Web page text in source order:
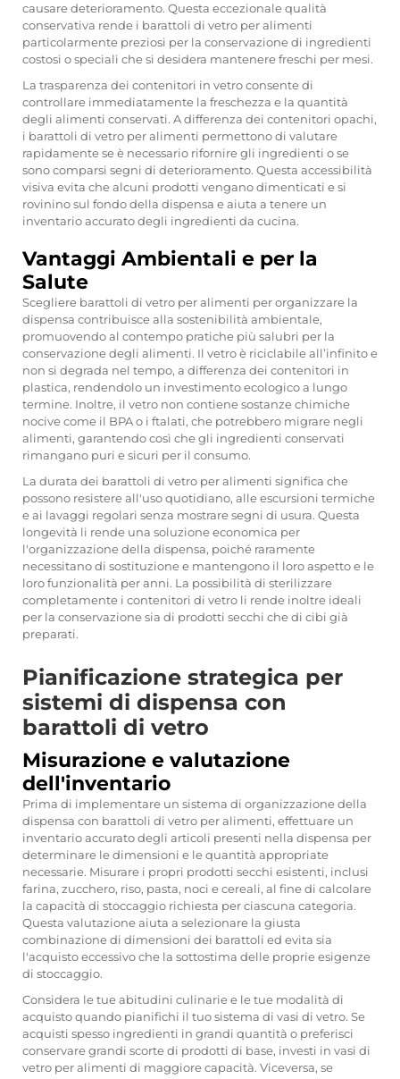
causare deterioramento. Questa eccezionale qualità
conservativa rende i barattoli di vetro per alimenti
particolarmente preziosi per la conservazione di ingredienti
costosi o speciali che si desidera mantenere freschi per mesi.
La trasparenza dei contenitori in vetro consente di
controllare immediatamente la freschezza e la quantità
degli alimenti conservati. A differenza dei contenitori opachi,
i barattoli di vetro per alimenti permettono di valutare
rapidamente se è necessario rifornire gli ingredienti o se
sono comparsi segni di deterioramento. Questa accessibilità
visiva evita che alcuni prodotti vengano dimenticati e si
rovinino sul fondo della dispensa e aiuta a tenere un
inventario accurato degli ingredienti da cucina.
Vantaggi Ambientali e per la
Salute
Scegliere barattoli di vetro per alimenti per organizzare la
dispensa contribuisce alla sostenibilità ambientale,
promuovendo al contempo pratiche più salubri per la
conservazione degli alimenti. Il vetro è riciclabile all’infinito e
non si degrada nel tempo, a differenza dei contenitori in
plastica, rendendolo un investimento ecologico a lungo
termine. Inoltre, il vetro non contiene sostanze chimiche
nocive come il BPA o i ftalati, che potrebbero migrare negli
alimenti, garantendo così che gli ingredienti conservati
rimangano puri e sicuri per il consumo.
La durata dei barattoli di vetro per alimenti significa che
possono resistere all'uso quotidiano, alle escursioni termiche
e ai lavaggi regolari senza mostrare segni di usura. Questa
longevità li rende una soluzione economica per
l'organizzazione della dispensa, poiché raramente
necessitano di sostituzione e mantengono il loro aspetto e le
loro funzionalità per anni. La possibilità di sterilizzare
completamente i contenitori di vetro li rende inoltre ideali
per la conservazione sia di prodotti secchi che di cibi già
preparati.
Pianificazione strategica per
sistemi di dispensa con
barattoli di vetro
Misurazione e valutazione
dell'inventario
Prima di implementare un sistema di organizzazione della
dispensa con barattoli di vetro per alimenti, effettuare un
inventario accurato degli articoli presenti nella dispensa per
determinare le dimensioni e le quantità appropriate
necessarie. Misurare i propri prodotti secchi esistenti, inclusi
farina, zucchero, riso, pasta, noci e cereali, al fine di calcolare
la capacità di stoccaggio richiesta per ciascuna categoria.
Questa valutazione aiuta a selezionare la giusta
combinazione di dimensioni dei barattoli ed evita sia
l'acquisto eccessivo che la sottostima delle proprie esigenze
di stoccaggio.
Considera le tue abitudini culinarie e le tue modalità di
acquisto quando pianifichi il tuo sistema di vasi di vetro. Se
acquisti spesso ingredienti in grandi quantità o preferisci
conservare grandi scorte di prodotti di base, investi in vasi di
vetro per alimenti di maggiore capacità. Viceversa, se